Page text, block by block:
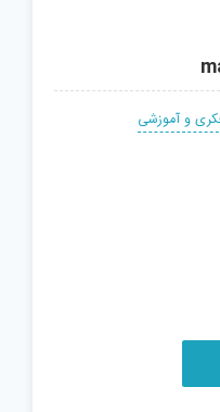
و آموزشی